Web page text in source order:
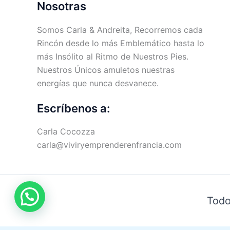
Nosotras
Somos Carla & Andreita, Recorremos cada
Rincón desde lo más Emblemático hasta lo
más Insólito al Ritmo de Nuestros Pies.
Nuestros Únicos amuletos nuestras
energías que nunca desvanece.
Escríbenos a:
Carla Cocozza
carla@viviryemprenderenfrancia.com